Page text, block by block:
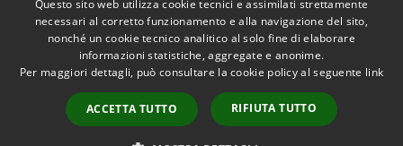
Accessibilità
Copyright © 2026 • Comune di
Canosa di Puglia • Powered by
Municipium•
Accesso
redazione
Questo sito web utilizza cookie tecnici e assimilati strettamente
necessari al corretto funzionamento e alla navigazione del sito,
nonché un cookie tecnico analitico al solo fine di elaborare
informazioni statistiche, aggregate e anonime.
Per maggiori dettagli, può consultare la cookie policy al seguente link
ACCETTA TUTTO RIFIUTA TUTTO